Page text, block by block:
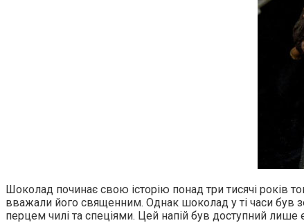
Шоколад починає свою історію понад три тисячі років
вважали його священним. Однак шоколад у ті часи був
перцем чилі та спеціями. Цей напій був доступний